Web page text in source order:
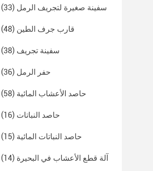
سفينة صغيرة لتجريف الرمل (33)
قارب جرف الطين (48)
سفينة تجريف (38)
حفر الرمل (36)
حاصد الأعشاب المائية (58)
حاصد النباتات (16)
حاصد النباتات المائية (15)
آلة قطع الأعشاب في البحيرة (14)